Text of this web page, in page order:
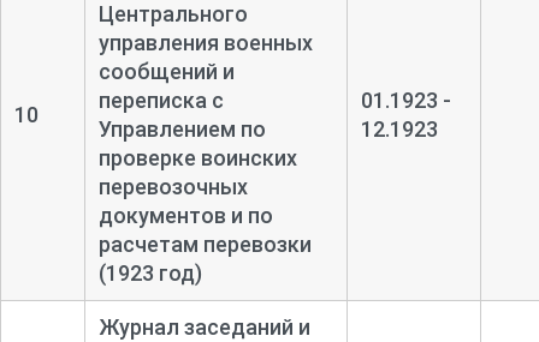
10
Центрального
управления военных
сообщений и
переписка с
Управлением по
проверке воинских
перевозочных
документов и по
расчетам перевозки
(1923 год)
01.1923 -
12.1923
Журнал заседаний и